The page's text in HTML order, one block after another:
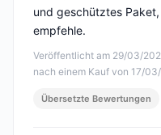
Veröffentlicht am 29/03/
nach einem Kauf von 17/
und geschütztes
empfehle.
Übersetzte Bewertungen